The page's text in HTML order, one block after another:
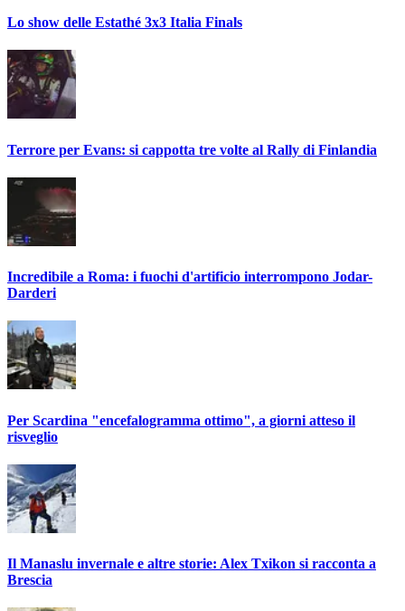
Lo show delle Estathé 3x3 Italia Finals
Terrore per Evans: si cappotta tre volte al Rally di Finlandia
Incredibile a Roma: i fuochi d'artificio interrompono Jodar-
Darderi
Per Scardina "encefalogramma ottimo", a giorni atteso il
risveglio
Il Manaslu invernale e altre storie: Alex Txikon si racconta a
Brescia